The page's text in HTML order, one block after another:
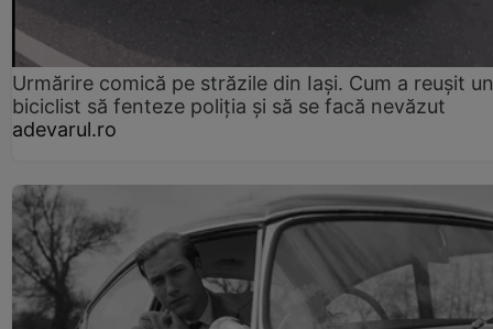
Urmărire comică pe străzile din Iași. Cum a reușit un
biciclist să fenteze poliția și să se facă nevăzut
adevarul.ro